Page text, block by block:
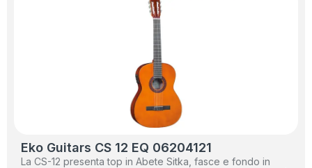
Eko Guitars CS 12 EQ 06204121
La CS-12 presenta top in Abete Sitka, fasce e fondo in